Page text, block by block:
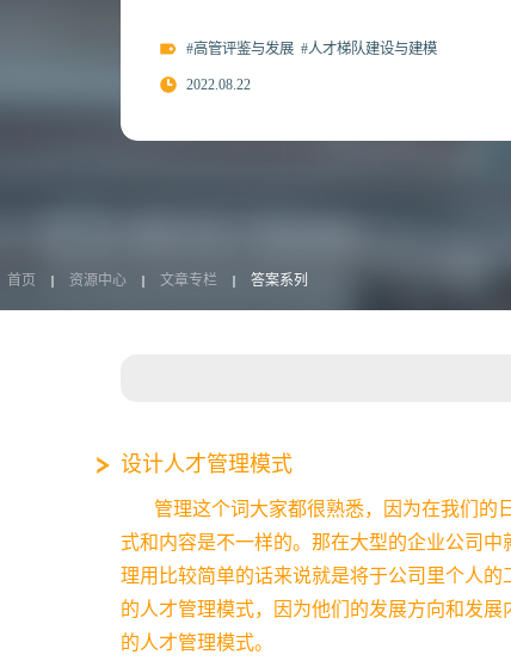
#高管评鉴与发展 #人才梯队建设与建模
2022.08.22
首页 资源中心 文章专栏 答案系列
设计人才管理模式
管理这个词大家都很熟悉，因为在我们的
式和内容是不一样的。那在大型的企业公司中
理用比较简单的话来说就是将于公司里个人
的人才管理模式，因为他们的发展方向和发
的人才管理模式。